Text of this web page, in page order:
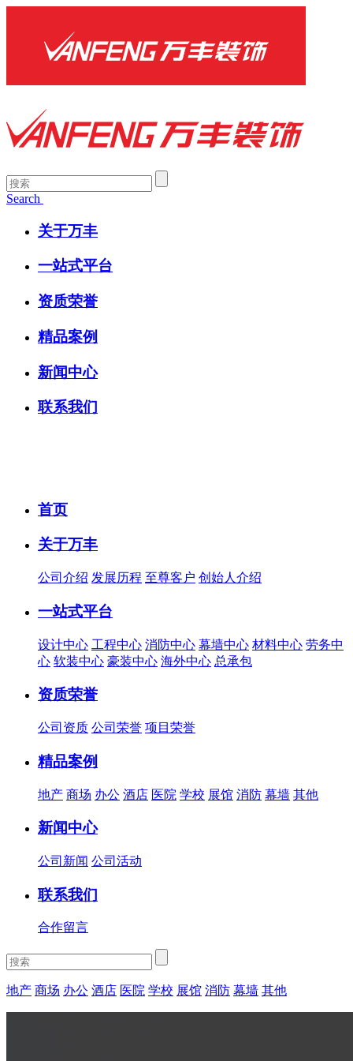
Search
关于万丰
一站式平台
资质荣誉
精品案例
新闻中心
联系我们
首页
关于万丰
公司介绍 发展历程 至尊客户 创始人介绍
一站式平台
设计中心 工程中心 消防中心 幕墙中心 材料中心 劳务中
心 软装中心 豪装中心 海外中心 总承包
资质荣誉
公司资质 公司荣誉 项目荣誉
精品案例
地产 商场 办公 酒店 医院 学校 展馆 消防 幕墙 其他
新闻中心
公司新闻 公司活动
联系我们
合作留言
地产 商场 办公 酒店 医院 学校 展馆 消防 幕墙 其他